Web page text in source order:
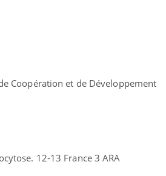
Coopération et de Développement
12-13 France 3 ARA